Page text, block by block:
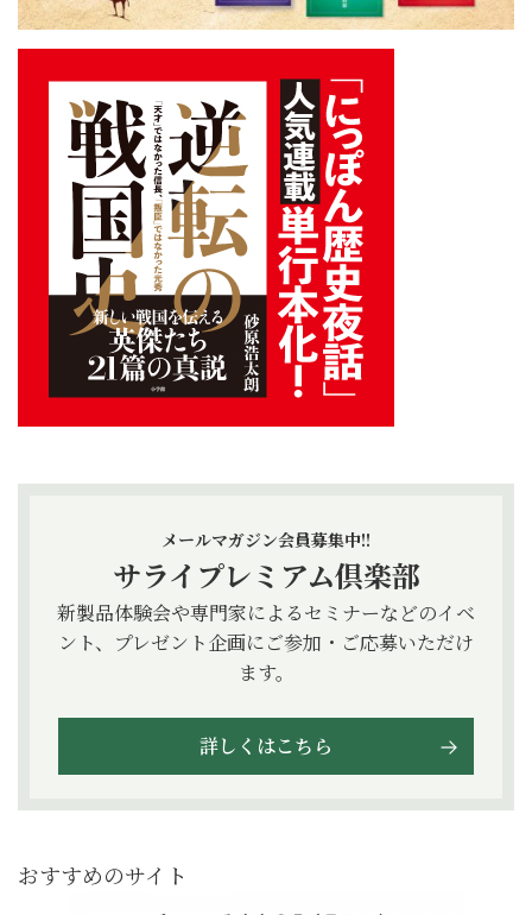
メールマガジン会員募集中!!
サライプレミアム倶楽部
新製品体験会や専門家によるセミナーなどのイベ
ント、プレゼント企画にご参加・ご応募いただけ
ます。
詳しくはこちら
おすすめのサイト